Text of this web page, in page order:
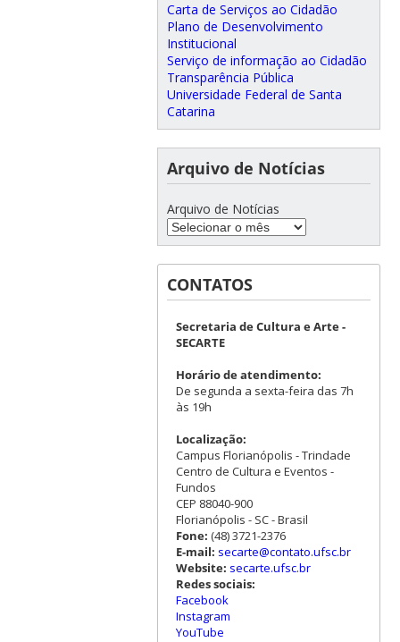
Carta de Serviços ao Cidadão
Plano de Desenvolvimento
Institucional
Serviço de informação ao Cidadão
Transparência Pública
Universidade Federal de Santa
Catarina
Arquivo de Notícias
Arquivo de Notícias
CONTATOS
Secretaria de Cultura e Arte -
SECARTE
Horário de atendimento:
De segunda a sexta-feira das 7h
às 19h
Localização:
Campus Florianópolis - Trindade
Centro de Cultura e Eventos -
Fundos
CEP 88040-900
Florianópolis - SC - Brasil
Fone: (48) 3721-2376
E-mail: secarte@contato.ufsc.br
Website: secarte.ufsc.br
Redes sociais:
Facebook
Instagram
YouTube